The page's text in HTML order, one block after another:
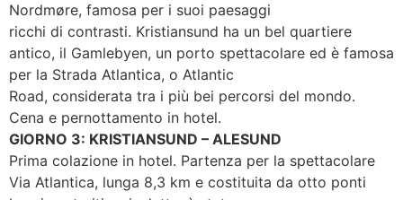
Nordmøre, famosa per i suoi paesaggi
ricchi di contrasti. Kristiansund ha un bel quartiere
antico, il Gamlebyen, un porto spettacolare ed è famosa
per la Strada Atlantica, o Atlantic
Road, considerata tra i più bei percorsi del mondo.
Cena e pernottamento in hotel.
GIORNO 3: KRISTIANSUND – ALESUND
Prima colazione in hotel. Partenza per la spettacolare
Via Atlantica, lunga 8,3 km e costituita da otto ponti